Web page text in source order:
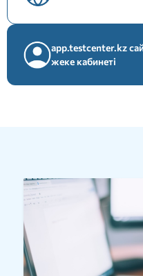
app.testcenter.kz
жеке кабинеті